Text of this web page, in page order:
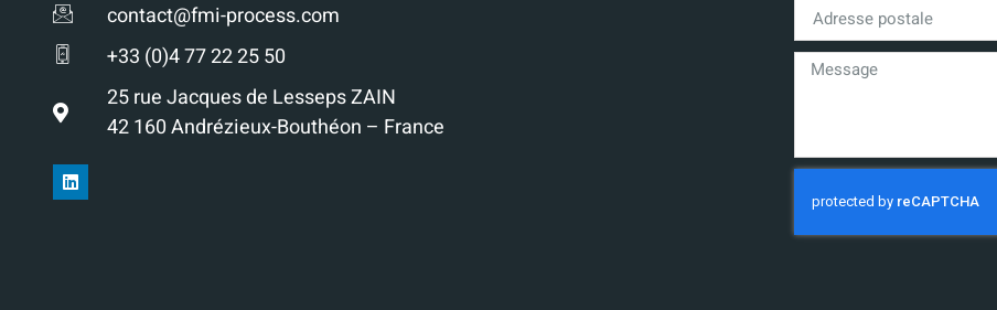
contact@fmi-process.com
+33 (0)4 77 22 25 50
25 rue Jacques de Lesseps ZAIN
42 160 Andrézieux-Bouthéon – France